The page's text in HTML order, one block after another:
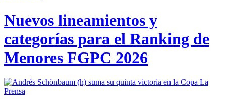
Nuevos lineamientos y
categorías para el Ranking de
Menores FGPC 2026